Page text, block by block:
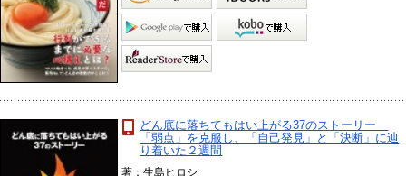
どん底に落ちてもはい上がる37のストーリー
「弱点」を克服し、「自己発見」と「決断」に辿
り着いた２週間
著：生島ヒロシ